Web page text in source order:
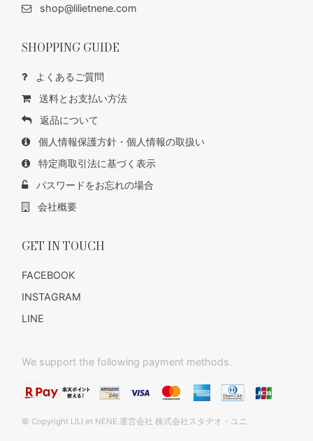
shop@lilietnene.com
SHOPPING GUIDE
よくあるご質問
送料とお支払い方法
返品について
個人情報保護方針・個人情報の取扱い
特定商取引法に基づく表示
パスワードをお忘れの場合
会社概要
GET IN TOUCH
FACEBOOK
INSTAGRAM
LINE
We support the following payment methods.
© Copyright LILI et NENE.運営会社 株式会社スタヂオ・ユニ